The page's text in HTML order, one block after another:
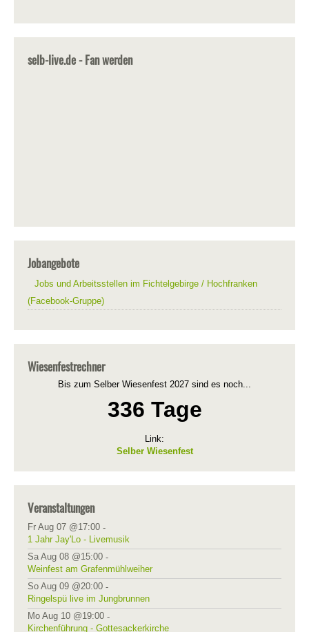
selb-live.de - Fan werden
Jobangebote
Jobs und Arbeitsstellen im Fichtelgebirge / Hochfranken
(Facebook-Gruppe)
Wiesenfestrechner
Bis zum Selber Wiesenfest 2027 sind es noch...
336 Tage
Link:
Selber Wiesenfest
Veranstaltungen
Fr Aug 07 @17:00 -
1 Jahr Jay'Lo - Livemusik
Sa Aug 08 @15:00 -
Weinfest am Grafenmühlweiher
So Aug 09 @20:00 -
Ringelspü live im Jungbrunnen
Mo Aug 10 @19:00 -
Kirchenführung - Gottesackerkirche